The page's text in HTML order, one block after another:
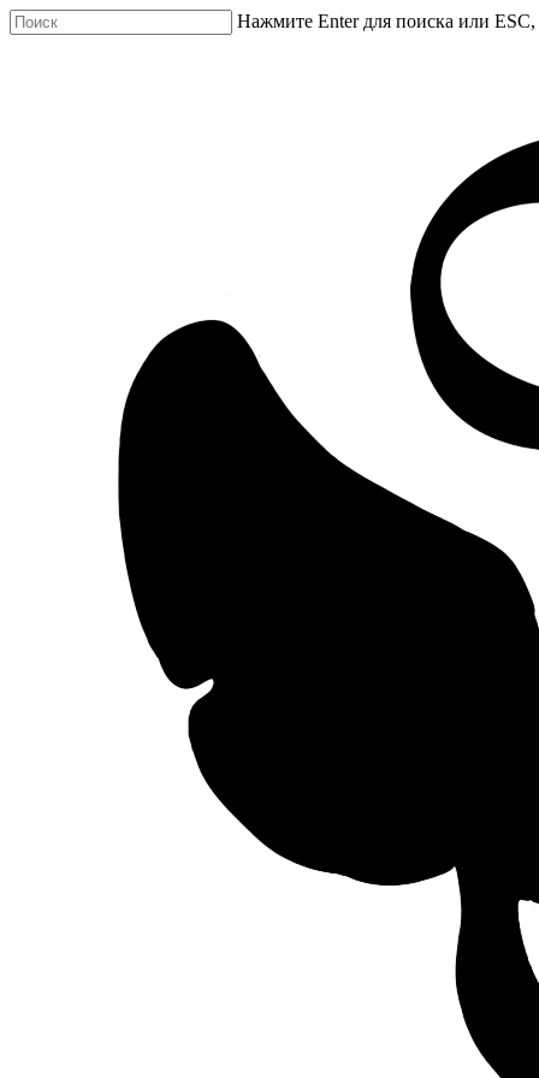
Нажмите Enter для поиска или ESC,